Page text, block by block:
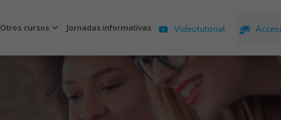
Videotutorial
Otros cursos Jornadas informativas